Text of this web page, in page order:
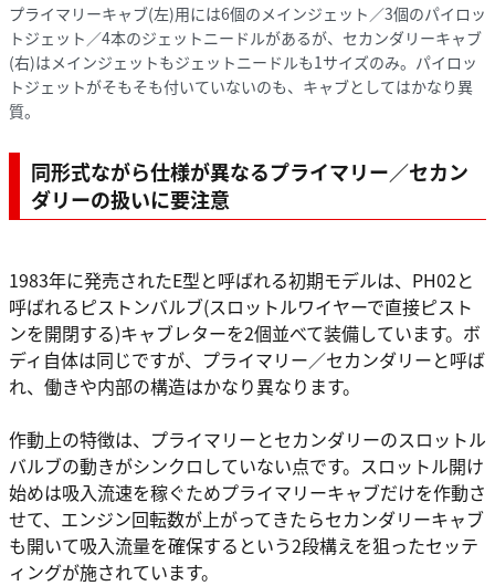
プライマリーキャブ(左)用には6個のメインジェット／3個のパイロッ
トジェット／4本のジェットニードルがあるが、セカンダリーキャブ
(右)はメインジェットもジェットニードルも1サイズのみ。パイロッ
トジェットがそもそも付いていないのも、キャブとしてはかなり異
質。
同形式ながら仕様が異なるプライマリー／セカン
ダリーの扱いに要注意
1983年に発売されたE型と呼ばれる初期モデルは、PH02と
呼ばれるピストンバルブ(スロットルワイヤーで直接ピスト
ンを開閉する)キャブレターを2個並べて装備しています。ボ
ディ自体は同じですが、プライマリー／セカンダリーと呼ば
れ、働きや内部の構造はかなり異なります。
作動上の特徴は、プライマリーとセカンダリーのスロットル
バルブの動きがシンクロしていない点です。スロットル開け
始めは吸入流速を稼ぐためプライマリーキャブだけを作動さ
せて、エンジン回転数が上がってきたらセカンダリーキャブ
も開いて吸入流量を確保するという2段構えを狙ったセッテ
ィングが施されています。